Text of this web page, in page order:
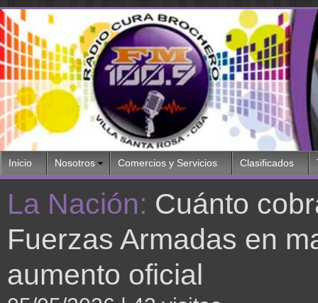
Inicio Nosotros Comercios y Servicios Clasificados
La Nación: Cuánto
Fuerzas Armadas en
aumento oficial